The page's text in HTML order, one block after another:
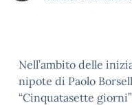
Nell’ambito delle
nipote di Paolo
“Cinquatasette